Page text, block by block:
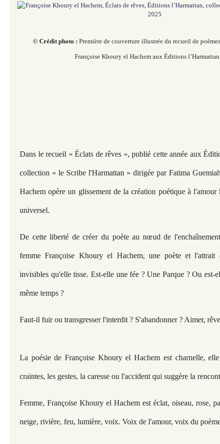
© Crédit photo : Première de couverture illustrée du recueil de
Françoise Khoury el Hachem aux Éditions
Dans le recueil « Éclats de rêves », publié cette année aux
collection « le Scribe l'Harmattan » dirigée par Fatima
Hachem opère un glissement de la création poétique à l'amour
universel.
De cette liberté de créer du poète au nœud de
femme Françoise Khoury el Hachem, une poète et l'attrait
invisibles qu'elle tisse. Est-elle une fée ? Une Parque ? Ou est-
même temps ?
Faut-il fuir ou transgresser l'interdit ? S'abandonner ? Aimer,
La poésie de Françoise Khoury el Hachem est charnelle,
craintes, les gestes, la caresse ou l'accident qui suggère la
Femme, Françoise Khoury el Hachem est éclat, oiseau, rose,
neige, rivière, feu, lumière, voix. Voix de l'amour, voix du